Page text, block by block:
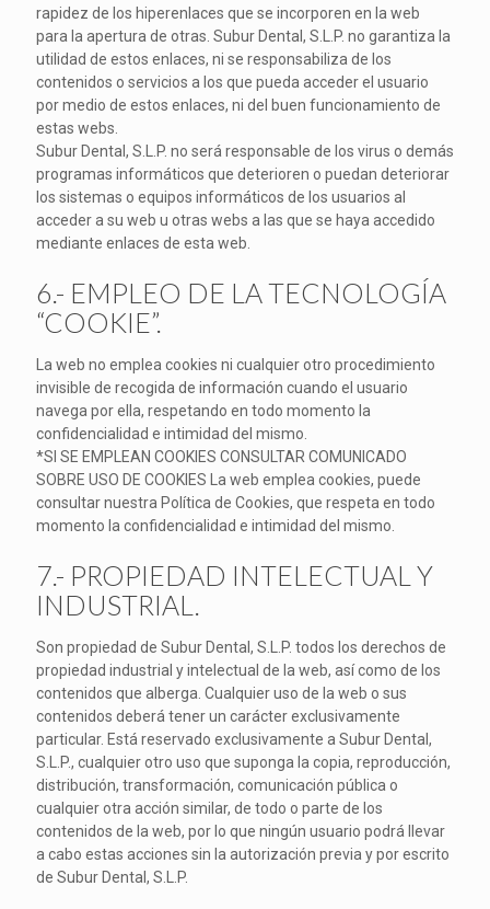
rapidez de los hiperenlaces que se incorporen en la web
para la apertura de otras. Subur Dental, S.L.P. no garantiza la
utilidad de estos enlaces, ni se responsabiliza de los
contenidos o servicios a los que pueda acceder el usuario
por medio de estos enlaces, ni del buen funcionamiento de
estas webs.
Subur Dental, S.L.P. no será responsable de los virus o demás
programas informáticos que deterioren o puedan deteriorar
los sistemas o equipos informáticos de los usuarios al
acceder a su web u otras webs a las que se haya accedido
mediante enlaces de esta web.
6.- EMPLEO DE LA TECNOLOGÍA
“COOKIE”.
La web no emplea cookies ni cualquier otro procedimiento
invisible de recogida de información cuando el usuario
navega por ella, respetando en todo momento la
confidencialidad e intimidad del mismo.
*SI SE EMPLEAN COOKIES CONSULTAR COMUNICADO
SOBRE USO DE COOKIES La web emplea cookies, puede
consultar nuestra Política de Cookies, que respeta en todo
momento la confidencialidad e intimidad del mismo.
7.- PROPIEDAD INTELECTUAL Y
INDUSTRIAL.
Son propiedad de Subur Dental, S.L.P. todos los derechos de
propiedad industrial y intelectual de la web, así como de los
contenidos que alberga. Cualquier uso de la web o sus
contenidos deberá tener un carácter exclusivamente
particular. Está reservado exclusivamente a Subur Dental,
S.L.P., cualquier otro uso que suponga la copia, reproducción,
distribución, transformación, comunicación pública o
cualquier otra acción similar, de todo o parte de los
contenidos de la web, por lo que ningún usuario podrá llevar
a cabo estas acciones sin la autorización previa y por escrito
de Subur Dental, S.L.P.